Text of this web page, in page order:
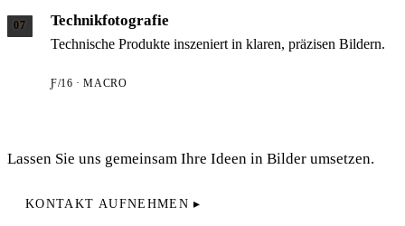
07 Technikfotografie
Technische Produkte inszeniert in klaren, präzisen Bildern.
Ƒ/16 · MACRO
Lassen Sie uns gemeinsam Ihre Ideen in Bilder umsetzen.
KONTAKT AUFNEHMEN ▸